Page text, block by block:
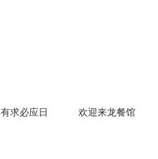
有求必应日 欢迎来龙餐馆